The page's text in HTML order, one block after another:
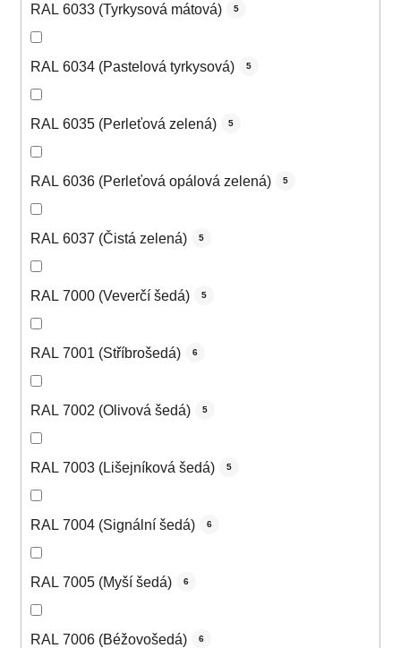
RAL 6033 (Tyrkysová mátová) 5
RAL 6034 (Pastelová tyrkysová) 5
RAL 6035 (Perleťová zelená) 5
RAL 6036 (Perleťová opálová zelená) 5
RAL 6037 (Čistá zelená) 5
RAL 7000 (Veverčí šedá) 5
RAL 7001 (Stříbrošedá) 6
RAL 7002 (Olivová šedá) 5
RAL 7003 (Lišejníková šedá) 5
RAL 7004 (Signální šedá) 6
RAL 7005 (Myší šedá) 6
RAL 7006 (Béžovošedá) 6